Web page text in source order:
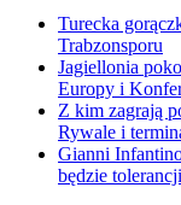
Turecka
Trabzonsporu
Jagiellonia
Europy i
Z kim zagrają
Rywale i
Gianni
będzie